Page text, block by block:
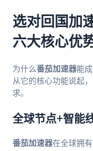
选对回国加
六大核心优
为什么番茄加速器能
从它的核心功能说起
求。
全球节点+智能
番茄加速器在全球拥